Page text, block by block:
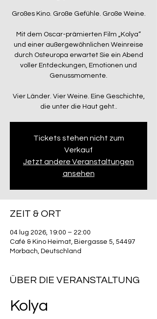
Großes Kino. Große Gefühle. Große Weine.
Mit dem Oscar-prämierten Film „Kolya“
und einer außergewöhnlichen Weinreise
durch Osteuropa erwartet Sie ein Abend
voller Entdeckungen, Emotionen und
Genussmomente.
Vier Länder. Vier Weine. Eine Geschichte,
die unter die Haut geht..
Tickets stehen nicht zum
Verkauf
Jetzt andere Veranstaltungen
ansehen
ZEIT & ORT
04 lug 2026, 19:00 – 22:00
Café & Kino Heimat, Biergasse 5, 54497
Morbach, Deutschland
ÜBER DIE VERANSTALTUNG
Kolya